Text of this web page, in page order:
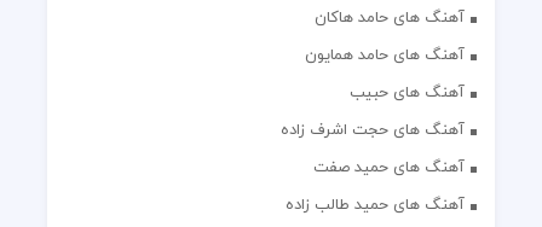
آهنگ های حامد هاکان
آهنگ های حامد همایون
آهنگ های حبیب
آهنگ های حجت اشرف زاده
آهنگ های حمید صفت
آهنگ های حمید طالب زاده